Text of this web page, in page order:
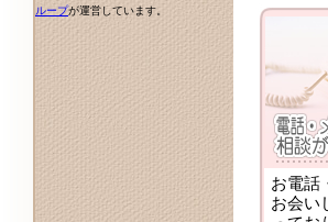
ループが運営しています。
お電話
お会い